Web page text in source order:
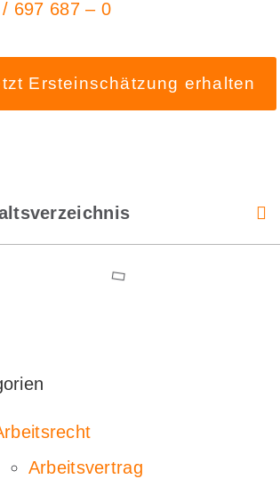
697 687 – 0
Ersteinschätzung erhalten
Arbeitsvertrag